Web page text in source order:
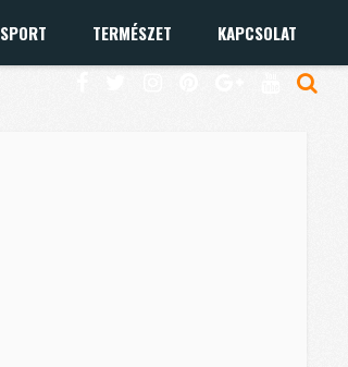
SPORT TERMÉSZET KAPCSOLAT